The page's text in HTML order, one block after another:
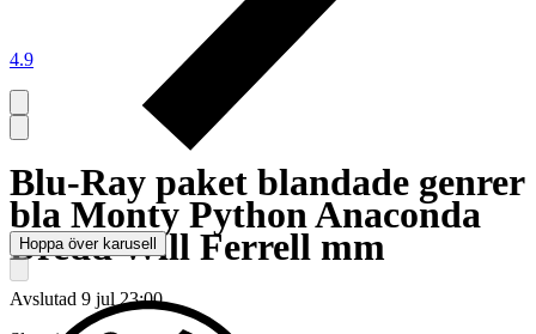
4.9
Blu-Ray paket blandade genrer
bla Monty Python Anaconda
Dredd Will Ferrell mm
Avslutad 9 jul 23:00
Hoppa över karusell